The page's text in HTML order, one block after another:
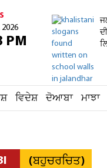
2026
PM
ਵਿਦੇਸ਼ ਦੋਆਬਾ ਮਾਝਾ
(ਬਹੁਚਰਚਿਤ)